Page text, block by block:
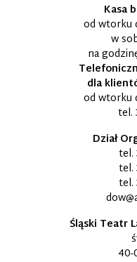
Kasa
od wtorku
w
na
dla
od wtorku
tel.
Dział
tel.
tel.
tel.
Śląski Teatr
40-